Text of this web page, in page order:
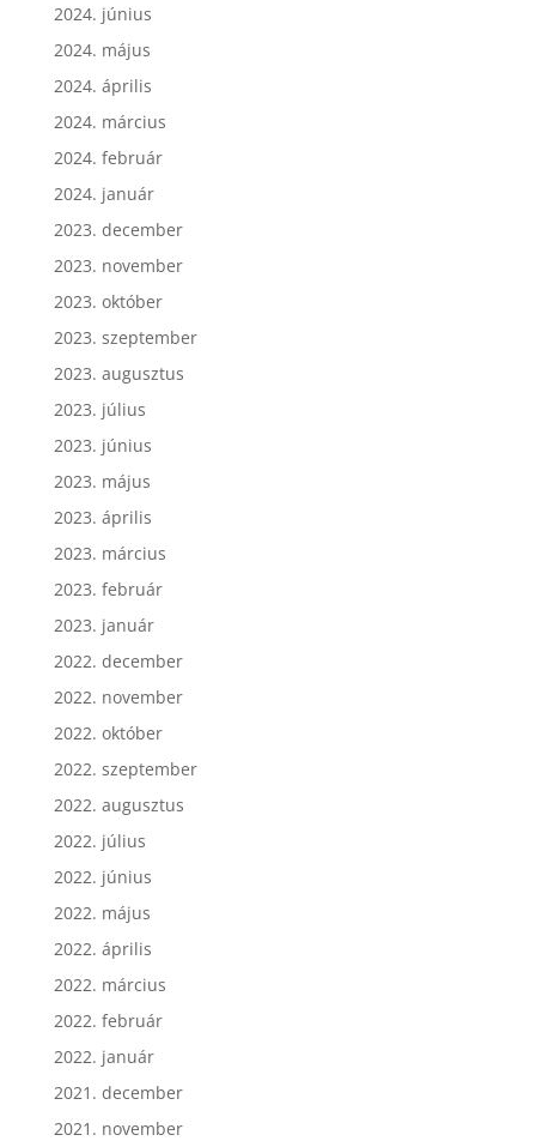
2024. június
2024. május
2024. április
2024. március
2024. február
2024. január
2023. december
2023. november
2023. október
2023. szeptember
2023. augusztus
2023. július
2023. június
2023. május
2023. április
2023. március
2023. február
2023. január
2022. december
2022. november
2022. október
2022. szeptember
2022. augusztus
2022. július
2022. június
2022. május
2022. április
2022. március
2022. február
2022. január
2021. december
2021. november